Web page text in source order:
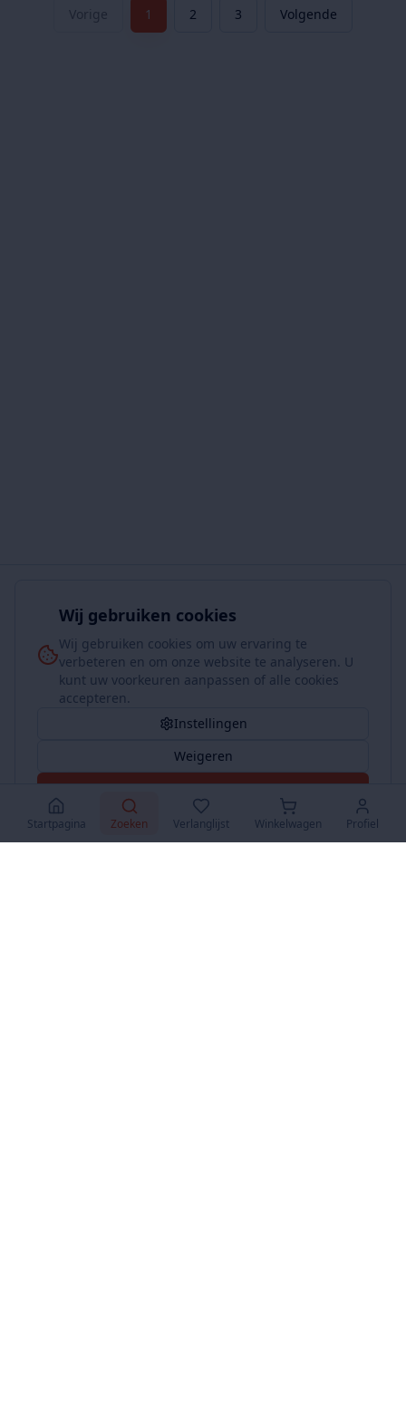
Wij gebruiken cookies
Wij gebruiken cookies om uw ervaring te
verbeteren en om onze website te analyseren. U
kunt uw voorkeuren aanpassen of alle cookies
accepteren.
Instellingen
Weigeren
Accepteer Alles
Vorige 1 2 3 Volgende
Startpagina Zoeken Verlanglijst Winkelwagen Profiel